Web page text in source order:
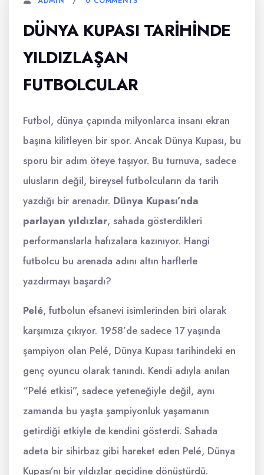
DÜNYA KUPASI TARIHINDE
YILDIZLAŞAN
FUTBOLCULAR
Futbol, dünya çapında milyonlarca insanı ekran
başına kilitleyen bir spor. Ancak Dünya Kupası, bu
sporu bir adım öteye taşıyor. Bu turnuva, sadece
ulusların değil, bireysel futbolcuların da tarih
yazdığı bir arenadır. Dünya Kupası’nda
parlayan yıldızlar, sahada gösterdikleri
performanslarla hafızalara kazınıyor. Hangi
futbolcu bu arenada adını altın harflerle
yazdırmayı başardı?
Pelé, futbolun efsanevi isimlerinden biri olarak
karşımıza çıkıyor. 1958’de sadece 17 yaşında
şampiyon olan Pelé, Dünya Kupası tarihindeki en
genç oyuncu olarak tanındı. Kendi adıyla anılan
“Pelé etkisi”, sadece yeteneğiyle değil, aynı
zamanda bu yaşta şampiyonluk yaşamanın
getirdiği etkiyle de kendini gösterdi. Sahada
adeta bir sihirbaz gibi hareket eden Pelé, Dünya
Kupası’nı bir yıldızlar geçidine dönüştürdü.